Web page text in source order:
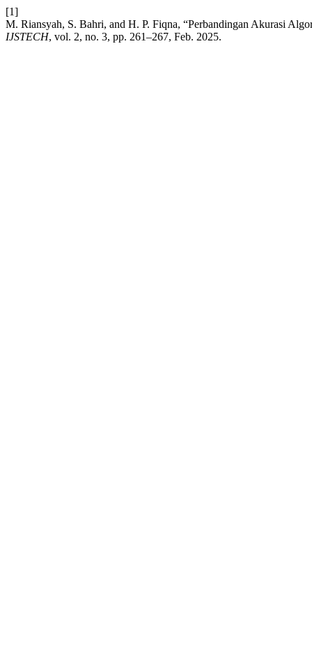
[1]
M. Riansyah, S. Bahri, and H. P. Fiqna, “Perbandingan Akurasi
IJSTECH, vol. 2, no. 3, pp. 261–267, Feb. 2025.